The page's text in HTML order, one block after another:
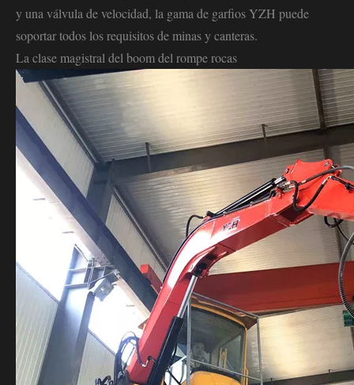
y una válvula de velocidad, la gama de garfios YZH puede
soportar todos los requisitos de minas y canteras.
La clase magistral del boom del rompe rocas